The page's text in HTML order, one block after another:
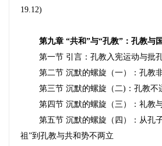
19.12)
第九章 “共和”与“孔教”：孔教与
第一节 引言：孔教入宪运动与批
第二节 沉默的螺旋（一）：孔教
第三节 沉默的螺旋（二)：孔教不
第四节 沉默的螺旋（三）：礼教
第五节 沉默的螺旋（四）：从孔
祖”到孔教与共和势不两立